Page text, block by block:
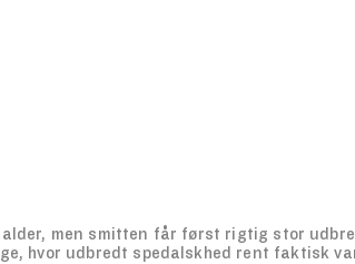
men smitten får først rigtig stor
hvor udbredt spedalskhed rent faktisk